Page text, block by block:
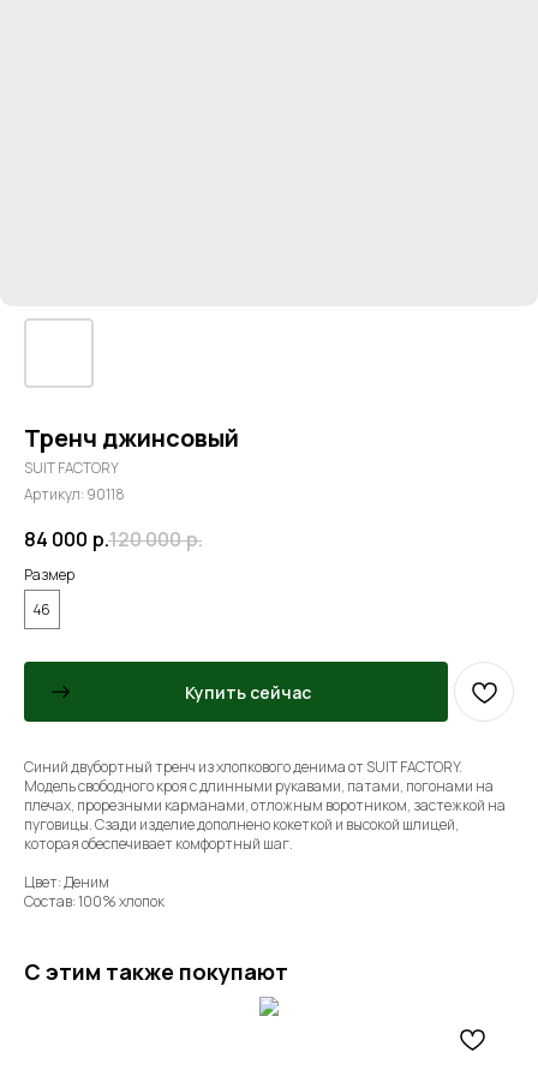
Тренч джинсовый
SUIT FACTORY
Артикул: 90118
84 000 р.120 000р.
Размер
46
Купить сейчас
Синий двубортный тренч из хлопкового денима от SUIT FACTORY.
Модель свободного кроя с длинными рукавами, патами, погонами на
плечах, прорезными карманами, отложным воротником, застежкой на
пуговицы. Сзади изделие дополнено кокеткой и высокой шлицей,
которая обеспечивает комфортный шаг.
Цвет: Деним
Состав: 100% хлопок
С этим также покупают